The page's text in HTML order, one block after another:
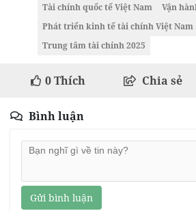
Tài chính quốc tế Việt Nam
Vận
Phát triển kinh tế tài chính Việt Nam
Trung tâm tài chính 2025
0Thích Chia sẻ
Bình luận
Gửi bình luận